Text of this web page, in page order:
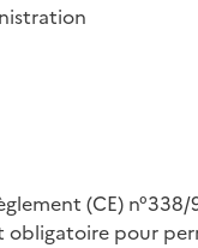
(CE)
obligatoire pour